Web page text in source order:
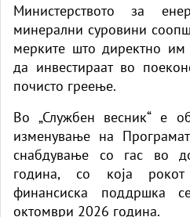
Министерството за
минерални суровини
мерките што директно им
да инвестираат во
почисто греење.
Во „Службен весник“ е
изменување на
снабдување со гас во
година, со која
финансиска поддршка
октомври 2026 година.